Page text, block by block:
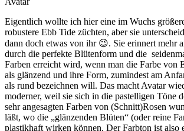
Eigentlich wollte ich hier eine im Wuchs
robustere Ebb Tide züchten, aber sie
dann doch etwas von ihr 😉. Sie erinnert mehr
durch die perfekte Blütenform und die
Farben erreicht wird, wenn man die Farbe von
als glänzend und ihre Form, zumindest am
als rund bezeichnen will. Das macht Avatar
moderner, weil sie sich in die pastelligen Töne
sehr angesagten Farben von (Schnitt)Rosen
läßt, wo die „glänzenden Blüten“ (oder reine
plastikhaft wirken können. Der Farbton ist also